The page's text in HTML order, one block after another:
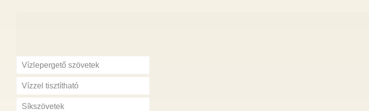
Vízlepergető szövetek
Vízzel tisztítható
Síkszövetek